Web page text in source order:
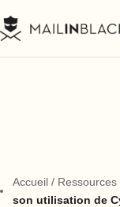
Accueil / Ressources
son utilisation de